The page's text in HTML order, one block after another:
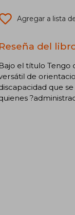
Agregar a lista
Reseña del
el título
de
que